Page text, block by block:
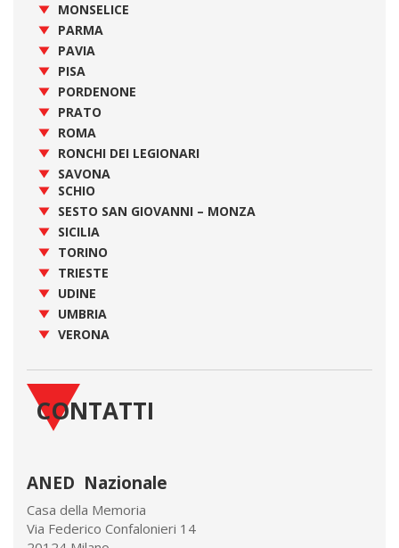
MONSELICE
PARMA
PAVIA
PISA
PORDENONE
PRATO
ROMA
RONCHI DEI LEGIONARI
SAVONA
SCHIO
SESTO SAN GIOVANNI – MONZA
SICILIA
TORINO
TRIESTE
UDINE
UMBRIA
VERONA
CONTATTI
ANED Nazionale
Casa della Memoria
Via Federico Confalonieri 14